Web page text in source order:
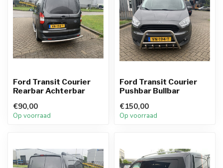
Ford Transit Courier
Rearbar Achterbar
€90,00
Op voorraad
Ford Transit Courier
Pushbar Bullbar
€150,00
Op voorraad